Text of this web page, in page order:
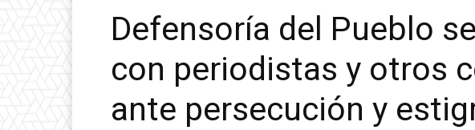
Defensoría del Pueblo
con periodistas y otros
ante persecución y